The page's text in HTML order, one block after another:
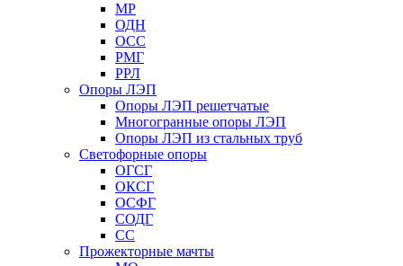
МР
ОДН
ОСС
РМГ
РРЛ
Опоры ЛЭП
Опоры ЛЭП решетчатые
Многогранные опоры ЛЭП
Опоры ЛЭП из стальных труб
Светофорные опоры
ОГСГ
ОКСГ
ОСФГ
СОДГ
СС
Прожекторные мачты